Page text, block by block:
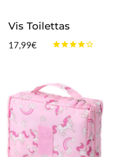
Vis Toilettas
17,99€